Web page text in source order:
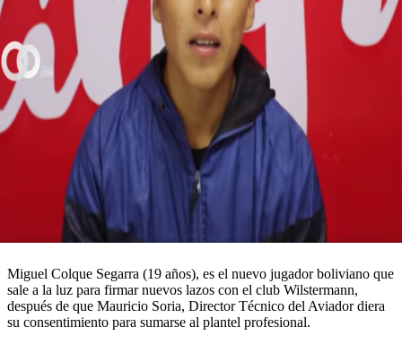
Miguel Colque Segarra (19 años), es el nuevo jugador boliviano que
sale a la luz para firmar nuevos lazos con el club Wilstermann,
después de que Mauricio Soria, Director Técnico del Aviador diera
su consentimiento para sumarse al plantel profesional.